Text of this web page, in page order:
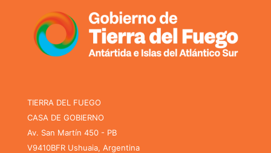
TIERRA DEL FUEGO
CASA DE GOBIERNO
Av. San Martín 450 - PB
V9410BFR Ushuaia, Argentina